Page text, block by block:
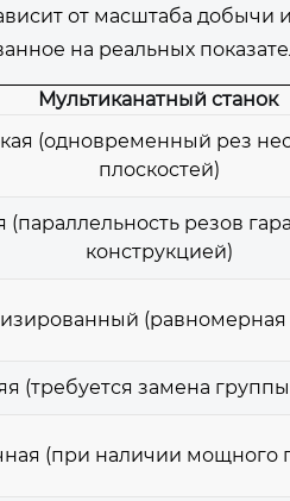
от масштаба добычи
на реальных
Мультиканатный станок
(одновременный рез
плоскостей)
(параллельность резов
конструкцией)
(равномерная
(требуется замена
(при наличии мощного